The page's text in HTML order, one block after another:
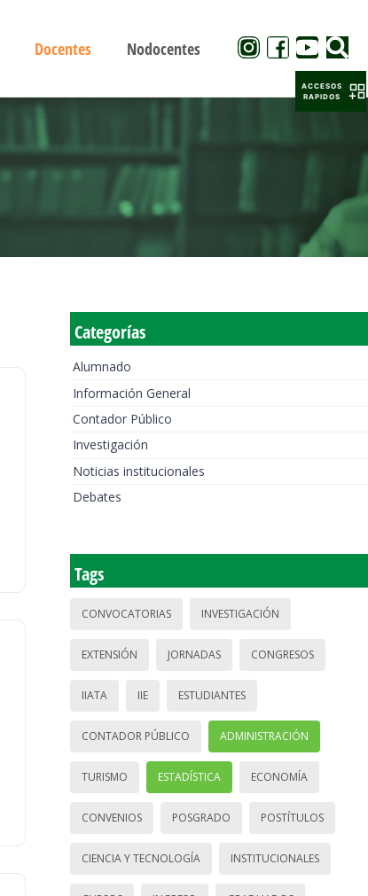
Docentes Nodocentes
Categorías
Alumnado
Información General
Contador Público
Investigación
Noticias institucionales
Debates
Tags
CONVOCATORIAS INVESTIGACIÓN
EXTENSIÓN JORNADAS CONGRESOS
IIATA IIE ESTUDIANTES
CONTADOR PÚBLICO ADMINISTRACIÓN
TURISMO ESTADÍSTICA ECONOMÍA
CONVENIOS POSGRADO POSTÍTULOS
CIENCIA Y TECNOLOGÍA INSTITUCIONALES
ACCESOS
RAPIDOS